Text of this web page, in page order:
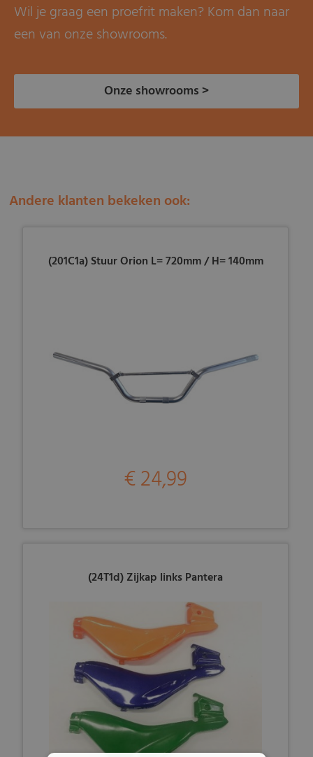
Wil je graag een proefrit maken? Kom dan naar
een van onze showrooms.
Onze showrooms >
Andere klanten bekeken ook:
(201C1a) Stuur Orion L= 720mm / H= 140mm
€ 24,99
(24T1d) Zijkap links Pantera